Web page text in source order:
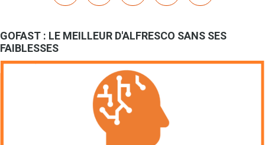
GOFAST : LE MEILLEUR D'ALFRESCO SANS SES
FAIBLESSES